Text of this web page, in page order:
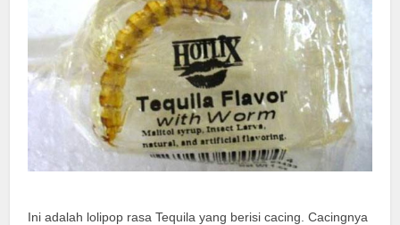
Ini adalah lolipop rasa Tequila yang berisi cacing. Cacingnya